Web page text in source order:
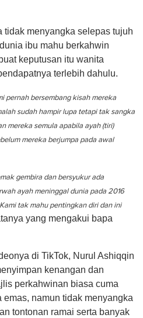
tidak menyangka selepas tujuh
ibu mahu berkahwin
keputusan itu wanita
terlebih dahulu.
pernah bersembang kisah mereka
sudah hampir lupa tetapi tak sangka
mereka semula apabila ayah (tiri)
mereka berjumpa pada awal
gembira dan bersyukur ada
ayah meninggal dunia pada 2016
tak mahu pentingkan diri dan ini
yang mengakui bapa
di TikTok, Nurul Ashiqqin
kenangan dan
perkahwinan biasa cuma
namun tidak menyangka
tontonan ramai serta banyak